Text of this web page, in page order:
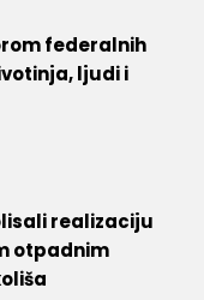
federalnih
ljudi i
realizaciju
otpadnim